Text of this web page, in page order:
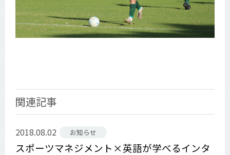
関連記事
2018.08.02 お知らせ
スポーツマネジメント×英語が学べるインタ